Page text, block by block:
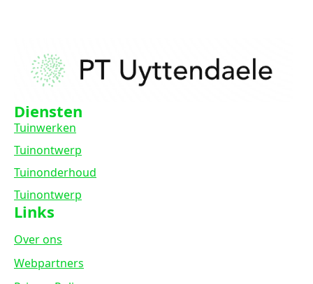
Diensten
Tuinwerken
Tuinontwerp
Tuinonderhoud
Tuinontwerp
Links
Over ons
Webpartners